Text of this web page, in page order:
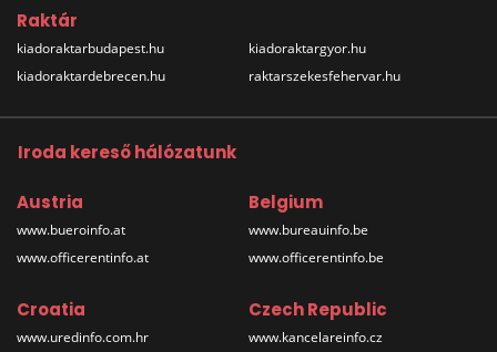
Raktár
kiadoraktarbudapest.hu
kiadoraktardebrecen.hu
kiadoraktargyor.hu
raktarszekesfehervar.hu
Iroda kereső hálózatunk
Austria
www.bueroinfo.at
www.officerentinfo.at
Belgium
www.bureauinfo.be
www.officerentinfo.be
Croatia
www.uredinfo.com.hr
Czech Republic
www.kancelareinfo.cz